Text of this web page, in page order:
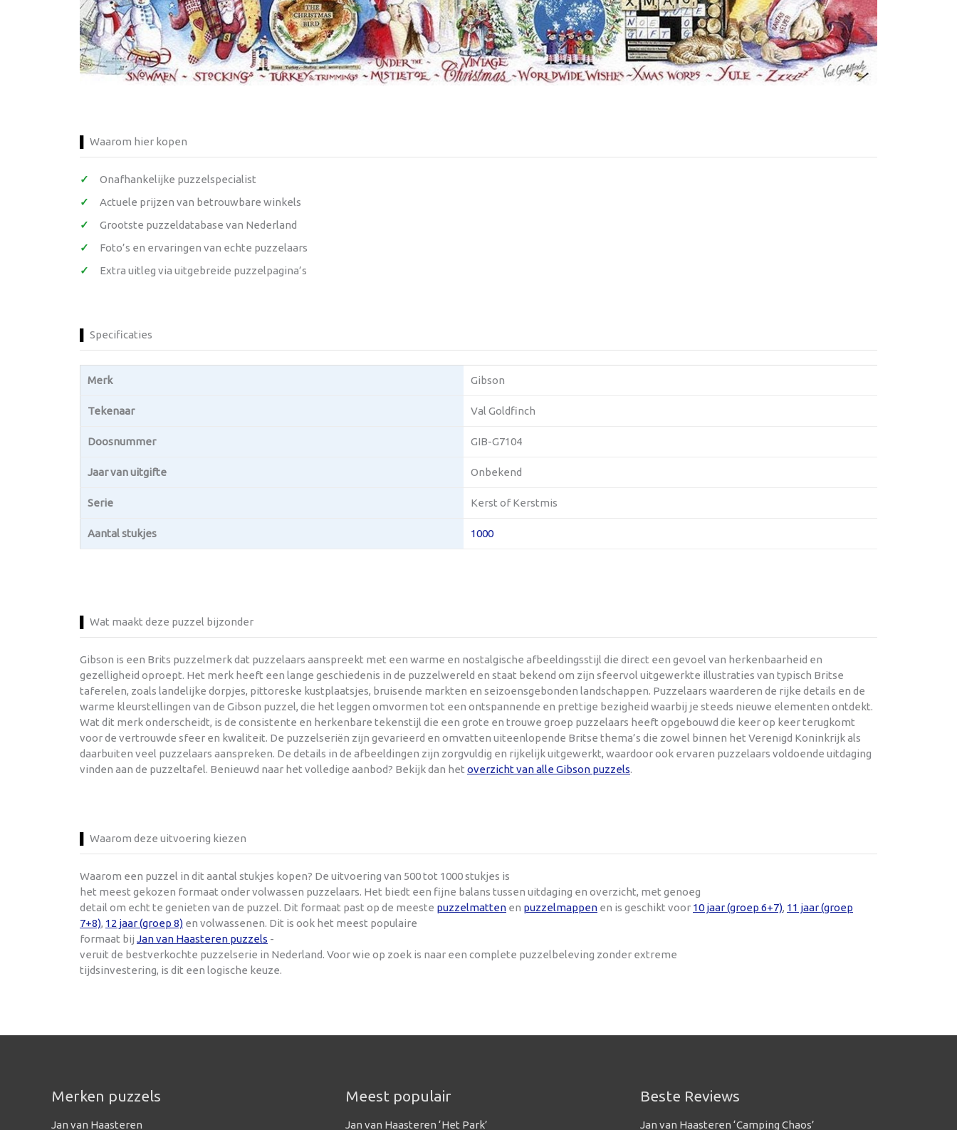
Waarom hier kopen
Onafhankelijke puzzelspecialist
Actuele prijzen van betrouwbare winkels
Grootste puzzeldatabase van Nederland
Foto’s en ervaringen van echte puzzelaars
Extra uitleg via uitgebreide puzzelpagina’s
Specificaties
Merk Gibson
Tekenaar Val Goldfinch
Doosnummer GIB-G7104
Jaar van uitgifte Onbekend
Serie Kerst of Kerstmis
Aantal stukjes 1000
Wat maakt deze puzzel bijzonder
Gibson is een Brits puzzelmerk dat puzzelaars aanspreekt met een warme en nostalgische afbeeldingsstijl die direct een gevoel van herkenbaarheid en
gezelligheid oproept. Het merk heeft een lange geschiedenis in de puzzelwereld en staat bekend om zijn sfeervol uitgewerkte illustraties van typisch Britse
taferelen, zoals landelijke dorpjes, pittoreske kustplaatsjes, bruisende markten en seizoensgebonden landschappen. Puzzelaars waarderen de rijke details en de
warme kleurstellingen van de Gibson puzzel, die het leggen omvormen tot een ontspannende en prettige bezigheid waarbij je steeds nieuwe elementen ontdekt.
Wat dit merk onderscheidt, is de consistente en herkenbare tekenstijl die een grote en trouwe groep puzzelaars heeft opgebouwd die keer op keer terugkomt
voor de vertrouwde sfeer en kwaliteit. De puzzelseriën zijn gevarieerd en omvatten uiteenlopende Britse thema’s die zowel binnen het Verenigd Koninkrijk als
daarbuiten veel puzzelaars aanspreken. De details in de afbeeldingen zijn zorgvuldig en rijkelijk uitgewerkt, waardoor ook ervaren puzzelaars voldoende uitdaging
vinden aan de puzzeltafel. Benieuwd naar het volledige aanbod? Bekijk dan het overzicht van alle Gibson puzzels.
Waarom deze uitvoering kiezen
Waarom een puzzel in dit aantal stukjes kopen? De uitvoering van 500 tot 1000 stukjes is
het meest gekozen formaat onder volwassen puzzelaars. Het biedt een fijne balans tussen uitdaging en overzicht, met genoeg
detail om echt te genieten van de puzzel. Dit formaat past op de meeste puzzelmatten en puzzelmappen en is geschikt voor 10 jaar (groep 6+7), 11 jaar (groep
7+8), 12 jaar (groep 8) en volwassenen. Dit is ook het meest populaire
formaat bij Jan van Haasteren puzzels -
veruit de bestverkochte puzzelserie in Nederland. Voor wie op zoek is naar een complete puzzelbeleving zonder extreme
tijdsinvestering, is dit een logische keuze.
Merken puzzels
Jan van Haasteren
Meest populair
Jan van Haasteren ‘Het Park’
Beste Reviews
Jan van Haasteren ‘Camping Chaos’